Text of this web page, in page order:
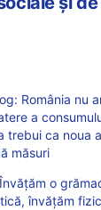
România nu
a
trebui ca noua
măsuri
o
învățăm